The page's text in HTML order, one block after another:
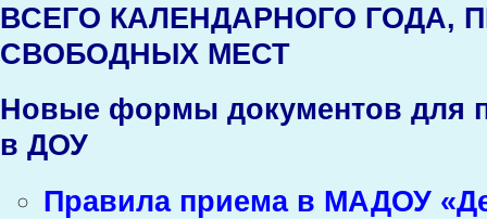
ВСЕГО КАЛЕНДАРНОГО ГОДА,
СВОБОДНЫХ МЕСТ
Новые формы документов для
в ДОУ
Правила приема в МАДОУ